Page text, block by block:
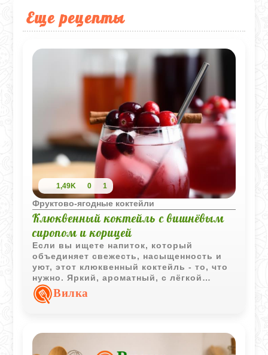
Еще рецепты
1,49K 0 1
Фруктово-ягодные коктейли
Клюквенный коктейль с вишнёвым
сиропом и корицей
Если вы ищете напиток, который
объединяет свежесть, насыщенность и
уют, этот клюквенный коктейль - то, что
нужно. Яркий, ароматный, с лёгкой
кислинкой и нотками пряной корицы, он
станет украшением любого праздничного
Вилка